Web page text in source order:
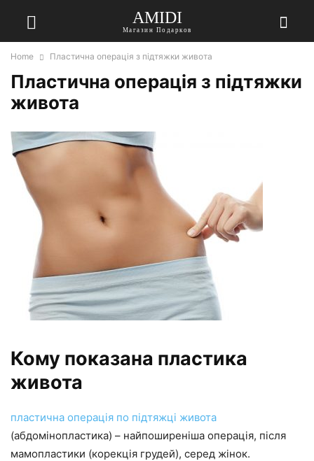
AMIDI
Магазин Подарков
Home Пластична операція з підтяжки живота
Пластична операція з підтяжки
живота
Кому показана пластика
живота
пластична операція по підтяжці живота
(абдомінопластика) – найпоширеніша операція, після
мамопластики (корекція грудей), серед жінок.